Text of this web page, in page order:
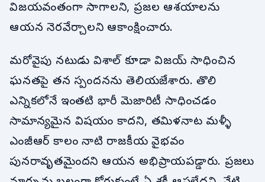
విజయవంతంగా సాగాలని, ప్రజల ఆశయాలను
ఆయన నెరవేర్చాలని ఆకాంక్షించారు.
మరోవైపు నటుడు విశాల్ కూడా విజయ్ సాధించిన
ఘనతపై తన స్పందనను తెలియజేశారు. తొలి
ఎన్నికలోనే ఇంతటి భారీ మెజారిటీ సాధించడం
సామాన్యమైన విషయం కాదని, తమిళనాట మళ్ళీ
ఎంజీఆర్ కాలం నాటి రాజకీయ వైభవం
పునరావృతమైందని ఆయన అభిప్రాయపడ్డారు. ప్రజలు